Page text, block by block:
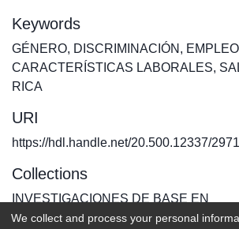
Keywords
GÉNERO, DISCRIMINACIÓN , EMPLEO
CARACTERÍSTICAS LABORALES,
RICA
URI
https://hdl.handle.net/20.500.12337/2971
Collections
INVESTIGACIONES DE BASE EN
We collect and process your personal